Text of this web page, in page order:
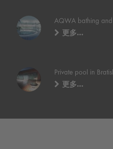
AQWA bathing
更多…
Private pool in
更多…